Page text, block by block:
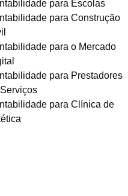
para Escolas
para Construção
para o Mercado
para Prestadores
para Clínica de